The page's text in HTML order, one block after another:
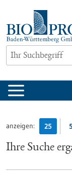
springen
anzeigen: 25
Ihre Suche